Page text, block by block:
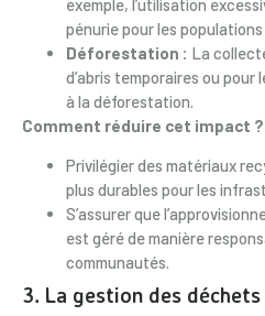
pénurie pour les populations
Déforestation : La
d’abris temporaires ou
à la déforestation.
Comment réduire cet impact ?
Privilégier des matériaux
plus durables pour les
S’assurer que
est géré de manière
communautés.
3. La gestion des déchets